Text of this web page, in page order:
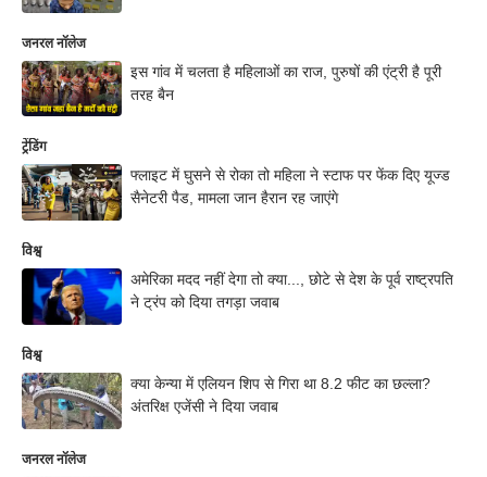
जनरल नॉलेज
इस गांव में चलता है महिलाओं का राज, पुरुषों की एंट्री है पूरी
तरह बैन
ट्रेंडिंग
फ्लाइट में घुसने से रोका तो महिला ने स्टाफ पर फेंक दिए यूज्ड
सैनेटरी पैड, मामला जान हैरान रह जाएंगे
विश्व
अमेरिका मदद नहीं देगा तो क्या..., छोटे से देश के पूर्व राष्ट्रपति
ने ट्रंप को दिया तगड़ा जवाब
विश्व
क्या केन्या में एलियन शिप से गिरा था 8.2 फीट का छल्ला?
अंतरिक्ष एजेंसी ने दिया जवाब
जनरल नॉलेज